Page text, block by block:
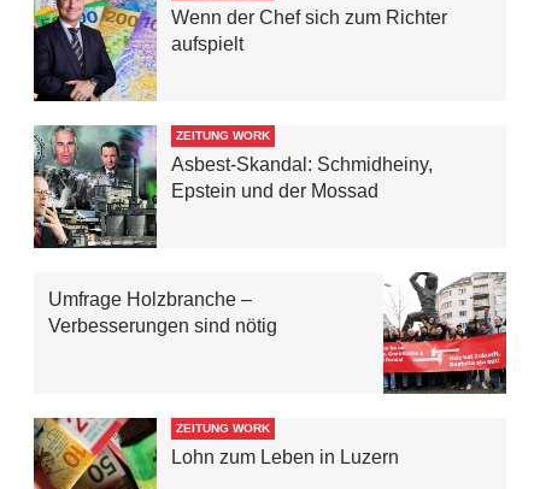
Wenn der Chef sich zum Richter
aufspielt
ZEITUNG WORK
Asbest-Skandal: Schmidheiny,
Epstein und der Mossad
Umfrage Holzbranche –
Verbesserungen sind nötig
ZEITUNG WORK
Lohn zum Leben in Luzern